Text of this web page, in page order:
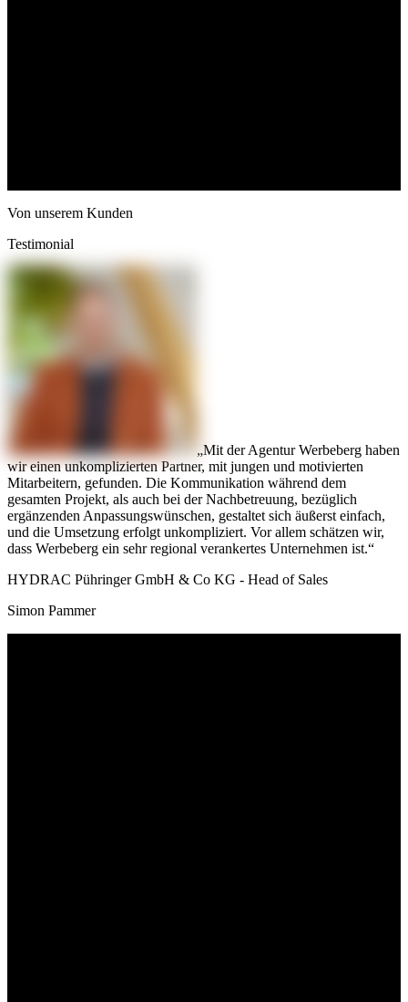
Von unserem Kunden
Testimonial
Mit der Agentur Werbeberg haben
wir einen unkomplizierten Partner, mit jungen und motivierten
Mitarbeitern, gefunden. Die Kommunikation während dem
gesamten Projekt, als auch bei der Nachbetreuung, bezüglich
ergänzenden Anpassungswünschen, gestaltet sich äußerst einfach,
und die Umsetzung erfolgt unkompliziert. Vor allem schätzen wir,
dass Werbeberg ein sehr regional verankertes Unternehmen ist.
HYDRAC Pühringer GmbH & Co KG - Head of Sales
Simon Pammer